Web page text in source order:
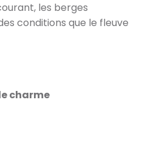
les berges
conditions que le fleuve
charme